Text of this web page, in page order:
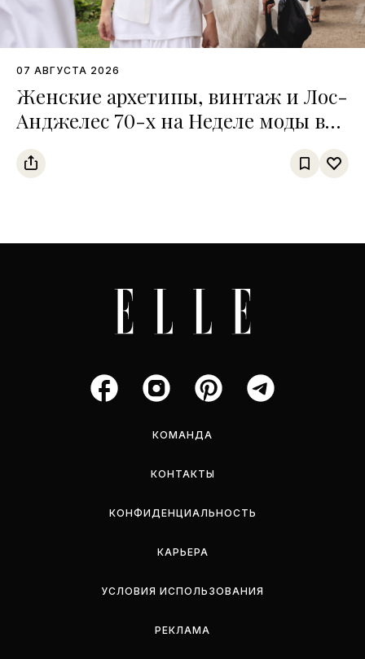
07 АВГУСТА 2026
Женские архетипы, винтаж и Лос-
Анджелес 70-х на Неделе моды в
Копенгагене
КОМАНДА
КОНТАКТЫ
КОНФИДЕНЦИАЛЬНОСТЬ
КАРЬЕРА
УСЛОВИЯ ИСПОЛЬЗОВАНИЯ
РЕКЛАМА